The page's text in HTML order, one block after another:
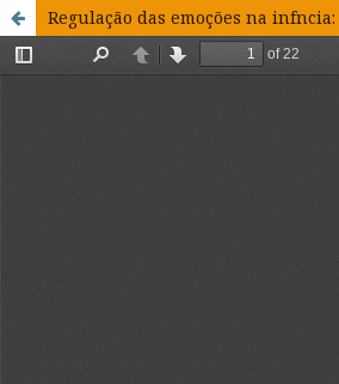
Regulação das emoções na